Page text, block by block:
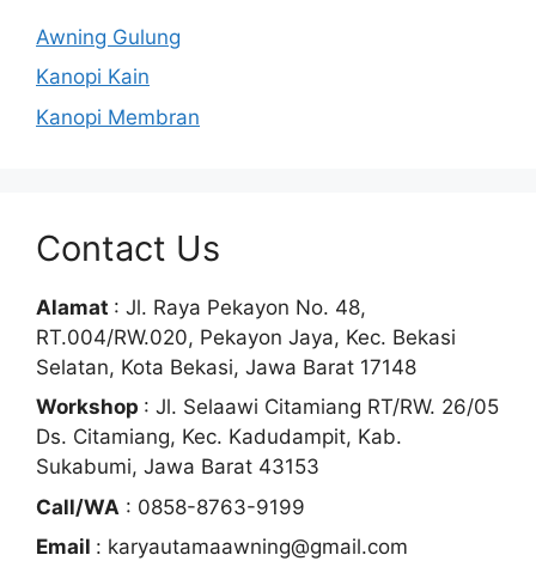
Awning Gulung
Kanopi Kain
Kanopi Membran
Contact Us
Alamat : Jl. Raya Pekayon No. 48,
RT.004/RW.020, Pekayon Jaya, Kec. Bekasi
Selatan, Kota Bekasi, Jawa Barat 17148
Workshop : Jl. Selaawi Citamiang RT/RW. 26/05
Ds. Citamiang, Kec. Kadudampit, Kab.
Sukabumi, Jawa Barat 43153
Call/WA : 0858-8763-9199
Email : karyautamaawning@gmail.com